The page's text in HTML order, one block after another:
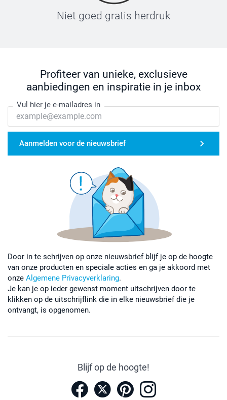
Niet goed gratis herdruk
Profiteer van unieke, exclusieve
aanbiedingen en inspiratie in je inbox
Vul hier je e-mailadres in
Aanmelden voor de nieuwsbrief
Door in te schrijven op onze nieuwsbrief blijf je op de hoogte
van onze producten en speciale acties en ga je akkoord met
onze Algemene Privacyverklaring.
Je kan je op ieder gewenst moment uitschrijven door te
klikken op de uitschrijflink die in elke nieuwsbrief die je
ontvangt, is opgenomen.
Blijf op de hoogte!